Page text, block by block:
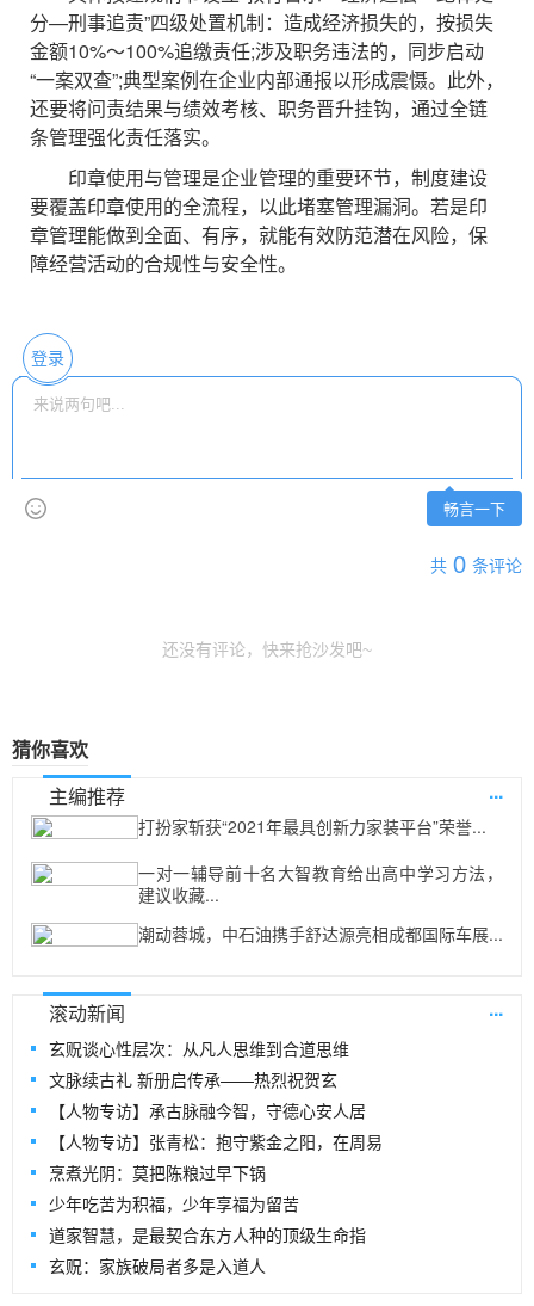
分—刑事追责”四级处置机制：造成经济损失的，按损失
金额10%～100%追缴责任;涉及职务违法的，同步启动
“一案双查”;典型案例在企业内部通报以形成震慑。此外，
还要将问责结果与绩效考核、职务晋升挂钩，通过全链
条管理强化责任落实。
印章使用与管理是企业管理的重要环节，制度建设
要覆盖印章使用的全流程，以此堵塞管理漏洞。若是印
章管理能做到全面、有序，就能有效防范潜在风险，保
障经营活动的合规性与安全性。
登录
畅言一下
共 0 条评论
还没有评论，快来抢沙发吧~
猜你喜欢
主编推荐
...
打扮家斩获“2021年最具创新力家装平台”荣誉...
一对一辅导前十名大智教育给出高中学习方法，
建议收藏...
潮动蓉城，中石油携手舒达源亮相成都国际车展...
滚动新闻 ...
玄贶谈心性层次：从凡人思维到合道思维
文脉续古礼 新册启传承——热烈祝贺玄
【人物专访】承古脉融今智，守德心安人居
【人物专访】张青松：抱守紫金之阳，在周易
烹煮光阴：莫把陈粮过早下锅
少年吃苦为积福，少年享福为留苦
道家智慧，是最契合东方人种的顶级生命指
玄贶：家族破局者多是入道人